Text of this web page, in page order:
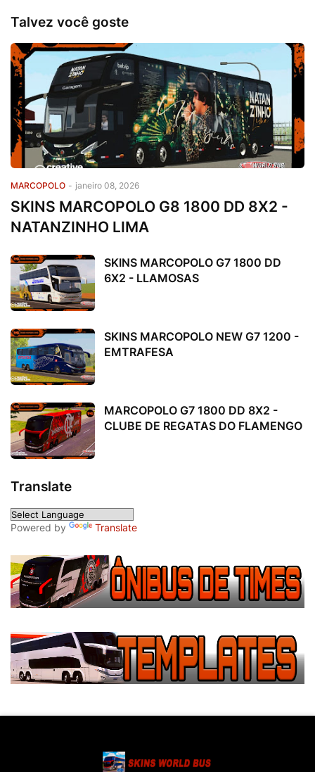
Talvez você goste
MARCOPOLO - janeiro 08, 2026
SKINS MARCOPOLO G8 1800 DD 8X2 -
NATANZINHO LIMA
SKINS MARCOPOLO G7 1800 DD
6X2 - LLAMOSAS
SKINS MARCOPOLO NEW G7 1200 -
EMTRAFESA
MARCOPOLO G7 1800 DD 8X2 -
CLUBE DE REGATAS DO FLAMENGO
Translate
Powered by Translate